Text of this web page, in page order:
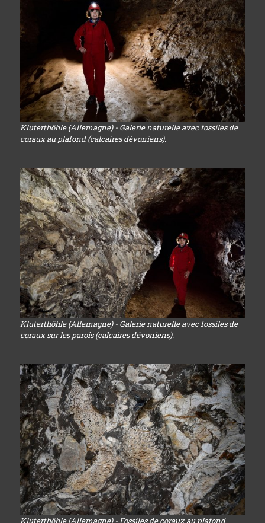
Kluterthöhle (Allemagne) - Galerie naturelle avec fossiles de
coraux au plafond (calcaires dévoniens).
Kluterthöhle (Allemagne) - Galerie naturelle avec fossiles de
coraux sur les parois (calcaires dévoniens).
Kluterthöhle (Allemagne) - Fossiles de coraux au plafond